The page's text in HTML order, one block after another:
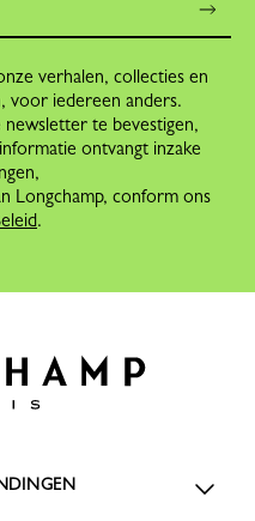
verhalen, collecties en
voor iedereen anders.
te bevestigen,
ontvangt inzake
Longchamp, conform ons
.